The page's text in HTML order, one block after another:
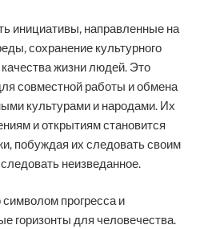
инициативы, направленные на
сохранение культурного
жизни людей. Это
совместной работы и обмена
культурами и народами. Их
и открытиям становится
побуждая их следовать своим
неизведанное.
прогресса и
горизонты для человечества.